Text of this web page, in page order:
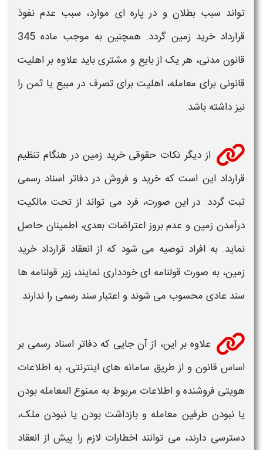
تواند سبب بطلان و در پاره ای موارد، سبب عدم نفوذ
قراردادخرید زمین
گردد. همچنین به موجب ماده 345
قانون مدنی، هر یک از بایع و مشتری باید علاوه بر اهلیت
قانونی برای معامله، اهلیت برای تصرف در مبیع یا ثمن را
نیز داشته باشد.
از دیگر نکات حقوقی خرید زمیندر هنگام تنظیم
قرارداد این است کهخرید و فروش در دفاتر اسناد رسمی
ثبت گردد. در این صورت، فرد می تواند از تحت مالکیت
درآمدن زمین و عدم بروز اعتراضات بعدی، اطمینان حاصل
نماید. به افراد توصیه می شود که از انعقاد قراردادخرید
زمین، به صورت قولنامه ای خودداری نمایند، زیر قولنامه ها
سند عادی محسوب می شوند و اعتبار سند رسمی را ندارند.
علاوه بر این، از آن جایی که دفاتر اسناد رسمی بر
اساس قانون و از طریق سامانه‌ های اینترنتی، به اطلاعات
هویتی فروشنده و اطلاعات مربوط به ممنوع المعامله بودن
یا نبودن طرفین معامله و بازداشت بودن یا نبودن ملک،
دسترسی دارند، می توانند اخطارات لازم را پیش از انعقاد